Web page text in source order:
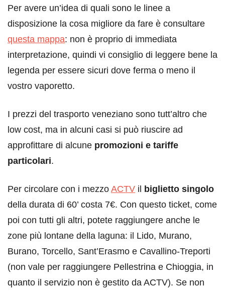
Per avere un’idea di quali sono le linee a
disposizione la cosa migliore da fare è consultare
questa mappa: non è proprio di immediata
interpretazione, quindi vi consiglio di leggere bene la
legenda per essere sicuri dove ferma o meno il
vostro vaporetto.
I prezzi del trasporto veneziano sono tutt’altro che
low cost, ma in alcuni casi si può riuscire ad
approfittare di alcune promozioni e tariffe
particolari.
Per circolare con i mezzo ACTV il biglietto singolo
della durata di 60’ costa 7€. Con questo ticket, come
poi con tutti gli altri, potete raggiungere anche le
zone più lontane della laguna: il Lido, Murano,
Burano, Torcello, Sant’Erasmo e Cavallino-Treporti
(non vale per raggiungere Pellestrina e Chioggia, in
quanto il servizio non è gestito da ACTV). Se non